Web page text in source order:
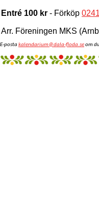
Entré 100 kr - Förköp
Arr. Föreningen MKS
E-postakalendarium@dala-floda.seom